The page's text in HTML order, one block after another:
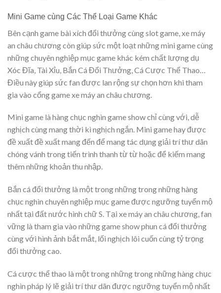
Mini Game cùng Các Thể Loại Game Khác
Bên cạnh game bài xích đổi thưởng cùng slot game, xe máy
an châu chương còn giúp sức một loạt những mini game cùng
những chuyên nghiệp mục game khác kém chất lượng dụ
Xóc Đĩa, Tài Xỉu, Bắn Cá Đổi Thưởng, Cá Cược Thể Thao…
Điều này giúp sức fan được lan rộng sự chọn hơn khi tham
gia vào cổng game xe máy an châu chương.
Mini game là hàng chục nghìn game show chỉ cùng với, dễ
nghịch cùng mang thời kì nghịch ngắn. Mini game hay được
đề xuất đề xuất mang đến để mang tác dụng giải trí thư dãn
chóng vánh trong tiến trình thanh từ từ hoặc để kiếm mang
thêm những khoản thu nhập.
Bắn cá đổi thưởng là một trong những trong những hàng
chục nghìn chuyên nghiệp mục game được ngưỡng tuyển mộ
nhất tại đất nước hình chữ S. Tại xe máy an châu chương, fan
vững là tham gia vào những game show phun cá đổi thưởng
cùng với hình ảnh bắt mắt, lối nghịch lôi cuốn cùng tỷ trọng
đổi thưởng cao.
Cá cược thể thao là một trong những trong những hàng chục
nghìn pháp lý lẽ giải trí thư dãn được ngưỡng tuyển mộ nhất